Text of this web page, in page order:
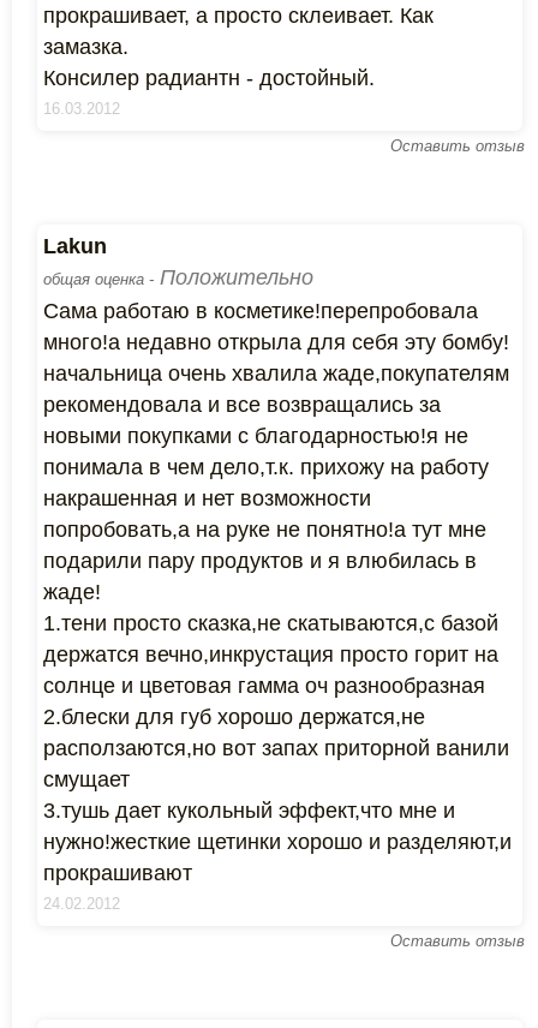
прокрашивает, а просто склеивает. Как
замазка.
Консилер радиантн - достойный.
16.03.2012
Оставить отзыв
Lakun
общая оценка - Положительно
Сама работаю в косметике!перепробовала
много!а недавно открыла для себя эту бомбу!
начальница очень хвалила жаде,покупателям
рекомендовала и все возвращались за
новыми покупками с благодарностью!я не
понимала в чем дело,т.к. прихожу на работу
накрашенная и нет возможности
попробовать,а на руке не понятно!а тут мне
подарили пару продуктов и я влюбилась в
жаде!
1.тени просто сказка,не скатываются,с базой
держатся вечно,инкрустация просто горит на
солнце и цветовая гамма оч разнообразная
2.блески для губ хорошо держатся,не
расползаются,но вот запах приторной ванили
смущает
3.тушь дает кукольный эффект,что мне и
нужно!жесткие щетинки хорошо и разделяют,и
прокрашивают
24.02.2012
Оставить отзыв